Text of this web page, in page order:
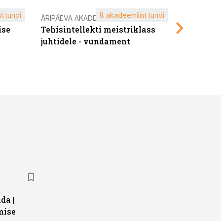
tundi ÄRIPÄEVA AKADEEMIA
Tehisintellekti meistriklass
juhtidele - vundament
8 akadeemilist tundi
|